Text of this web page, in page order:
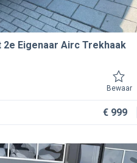
2e Eigenaar Airc Trekhaak
Bewaar
€ 999